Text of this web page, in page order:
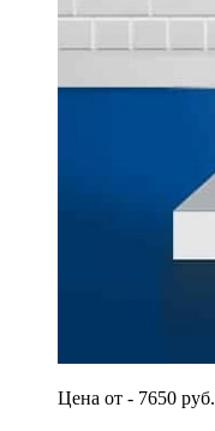
Цена от - 7650 руб.